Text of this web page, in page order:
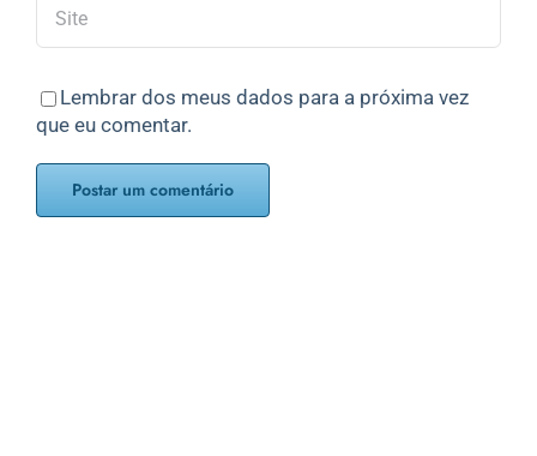
Lembrar dos meus dados para a próxima vez
que eu comentar.